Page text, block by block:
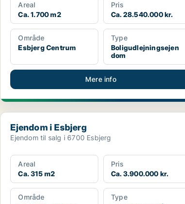
Areal
Ca. 1.700 m2
Pris
Ca. 28.540.000 kr.
Område
Esbjerg Centrum
Type
Boligudlejningsejen
dom
Mere info
Ejendom i Esbjerg
Ejendom i Esbjerg
Ejendom til salg i 6700 Esbjerg
Areal
Ca. 315 m2
Pris
Ca. 3.900.000 kr.
Område
Type